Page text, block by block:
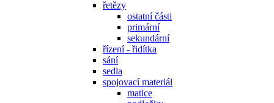
řetězy
ostatní části
primární
sekundární
řízení - řidítka
sání
sedla
spojovací materiál
matice